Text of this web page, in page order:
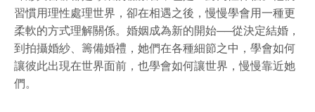
習慣用理性處理世界，卻在相遇之後，慢慢學會用一種更
柔軟的方式理解關係。婚姻成為新的開始──從決定結婚，
到拍攝婚紗、籌備婚禮，她們在各種細節之中，學會如何
讓彼此出現在世界面前，也學會如何讓世界，慢慢靠近她
們。